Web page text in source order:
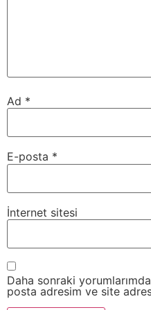
Ad *
E-posta *
İnternet sitesi
Daha sonraki
posta adresim ve site